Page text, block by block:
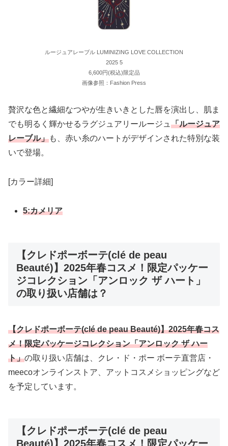
ルージュアレーブル LUMINIZING LOVE COLLECTION
2025 5
6,600円(税込)限定品
画像参照：Fashion Press
贅沢な色と繊細なつやが生きいきとした唇を演出し、肌ま
でも明るく輝かせるラグジュアリールージュ 「ルージュア
レーブル」も、赤い糸のハートがデザインされた特別な装
いで登場。
[カラー詳細]
5:カメリア
【クレドポーボーテ(clé de peau
Beauté)】2025年春コスメ！限定パッケー
ジコレクション「アンロック ザ ハート」
の取り扱い店舗は？
【クレドポーボーテ(clé de peau Beauté)】2025年春コス
メ！限定パッケージコレクション「アンロック ザ ハー
ト」の取り扱い店舗は、クレ・ド・ポー ボーテ直営店・
meecoオンラインストア、アットコスメショッピングなど
を予定しています。
【クレドポーボーテ(clé de peau
Beauté)】2025年春コスメ！限定パッケー